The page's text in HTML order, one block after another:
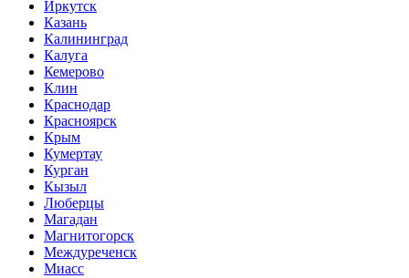
Иркутск
Казань
Калининград
Калуга
Кемерово
Клин
Краснодар
Красноярск
Крым
Кумертау
Курган
Кызыл
Люберцы
Магадан
Магнитогорск
Междуреченск
Миасс